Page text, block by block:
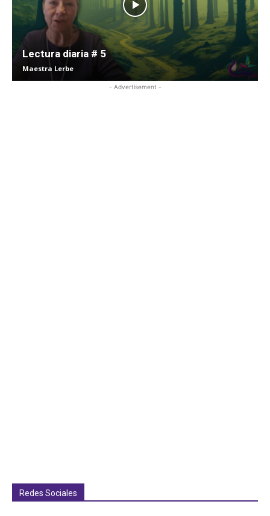
Lectura diaria # 5
Maestra Lerbe
- Advertisement -
Redes Sociales